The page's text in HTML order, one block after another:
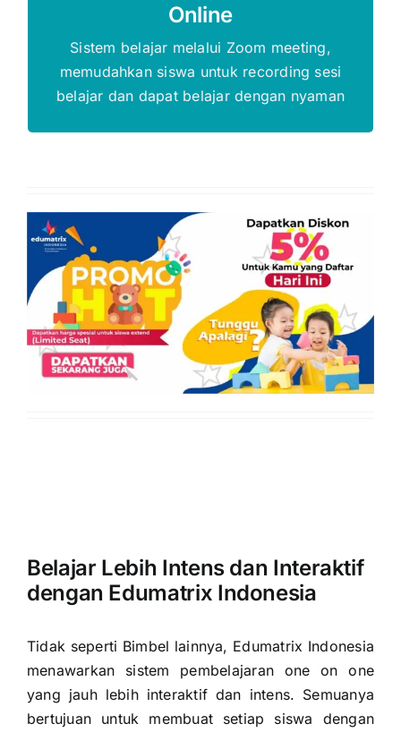
Online
Sistem belajar melalui Zoom meeting,
memudahkan siswa untuk recording sesi
belajar dan dapat belajar dengan nyaman
DAFTAR SEKARANG
Belajar Lebih Intens dan Interaktif
dengan Edumatrix Indonesia
Tidak seperti Bimbel lainnya, Edumatrix Indonesia
menawarkan sistem pembelajaran one on one
yang jauh lebih interaktif dan intens. Semuanya
bertujuan untuk membuat setiap siswa dengan